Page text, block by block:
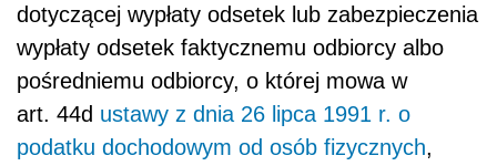
dotyczącej wypłaty odsetek lub zabezpieczenia
wypłaty odsetek faktycznemu odbiorcy albo
pośredniemu odbiorcy, o której mowa w
art. 44d ustawy z dnia 26 lipca 1991 r. o
podatku dochodowym od osób fizycznych,